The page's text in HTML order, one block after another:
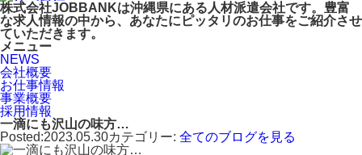
株式会社JOBBANKは沖縄県にある人材派遣会社です。豊富
な求人情報の中から、あなたにピッタリのお仕事をご紹介させ
ていただきます。
メニュー
NEWS
会社概要
お仕事情報
事業概要
採用情報
一滴にも沢山の味方…
Posted:2023.05.30カテゴリー: 全てのブログを見る